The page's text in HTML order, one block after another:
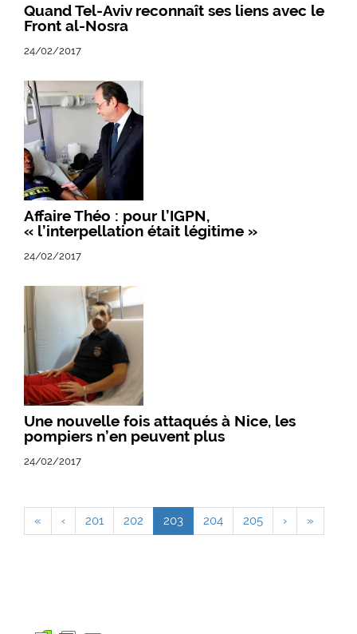
Quand Tel-Aviv reconnaît ses liens avec le
Front al-Nosra
24/02/2017
Affaire Théo : pour l’IGPN,
« l’interpellation était légitime »
24/02/2017
Une nouvelle fois attaqués à Nice, les
pompiers n’en peuvent plus
24/02/2017
« ‹ 201 202 203 204 205 › »